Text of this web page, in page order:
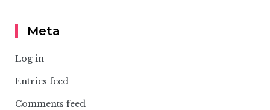
Meta
Log in
Entries feed
Comments feed